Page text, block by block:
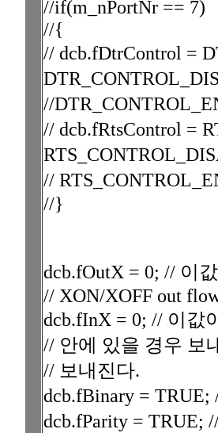
//if(m_nPortNr == 7)
//{
// dcb.fDtrControl =
//
// dcb.fRtsControl =
//
//}
dcb.fOutX = 0; // 이
// XON/XOFF out
dcb.fInX = 0; // 이값
// 안에 있을 경우 보
// 보내진다.
dcb.fBinary = TRUE;
dcb.fParity = TRUE;